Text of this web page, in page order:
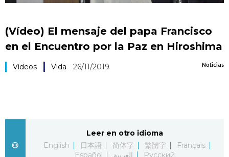
Tecnología
Vida
(Vídeo) El mensaje del papa Francisco
en el Encuentro por la Paz en Hiroshima
Noticias
Vídeos Vida 26/11/2019
Leer en otro idioma
English
日本語 简体字 繁體字
Français
Español
العربية Русский